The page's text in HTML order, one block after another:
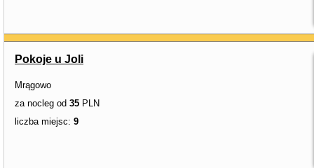
Pokoje u Joli
Mrągowo
za nocleg od 35 PLN
liczba miejsc: 9